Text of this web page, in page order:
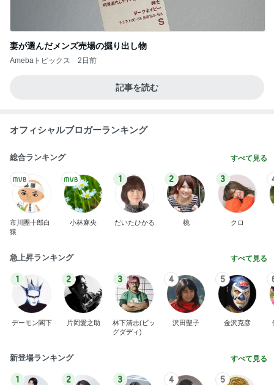
妻が選んだメンズ売場の掘り出し物
Amebaトピックス 2日前
記事を読む
オフィシャルブロガーランキング
総合ランキング すべて見る
市川團十郎白
猿
小林麻央
1
だいたひかる
2
桃
3
クロ
急上昇ランキング すべて見る
1
デーモン閣下
2
片岡愛之助
3
林下清志(ビッ
グダディ)
4
沢田聖子
5
金沢克彦
新登場ランキング すべて見る
1 2 3 4 5